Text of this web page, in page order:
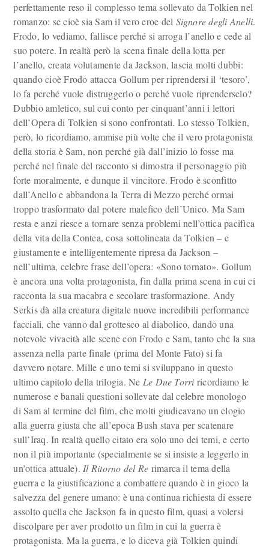
perfettamente reso il complesso tema sollevato da Tolkien nel
romanzo: se cioè sia Sam il vero eroe del Signore degli Anelli.
Frodo, lo vediamo, fallisce perché si arroga l’anello e cede al
suo potere. In realtà però la scena finale della lotta per
l’anello, creata volutamente da Jackson, lascia molti dubbi:
quando cioè Frodo attacca Gollum per riprendersi il ‘tesoro’,
lo fa perché vuole distruggerlo o perché vuole riprenderselo?
Dubbio amletico, sul cui conto per cinquant’anni i lettori
dell’Opera di Tolkien si sono confrontati. Lo stesso Tolkien,
però, lo ricordiamo, ammise più volte che il vero protagonista
della storia è Sam, non perché già dall’inizio lo fosse ma
perché nel finale del racconto si dimostra il personaggio più
forte moralmente, e dunque il vincitore. Frodo è sconfitto
dall’Anello e abbandona la Terra di Mezzo perché ormai
troppo trasformato dal potere malefico dell’Unico. Ma Sam
resta e anzi riesce a tornare senza problemi nell’ottica pacifica
della vita della Contea, cosa sottolineata da Tolkien – e
giustamente e intelligentemente ripresa da Jackson –
nell’ultima, celebre frase dell’opera: «Sono tornato». Gollum
è ancora una volta protagonista, fin dalla prima scena in cui ci
racconta la sua macabra e secolare trasformazione. Andy
Serkis dà alla creatura digitale nuove incredibili performance
facciali, che vanno dal grottesco al diabolico, dando una
notevole vivacità alle scene con Frodo e Sam, tanto che la sua
assenza nella parte finale (prima del Monte Fato) si fa
davvero notare. Mille e uno temi si sviluppano in questo
ultimo capitolo della trilogia. Ne Le Due Torriricordiamo le
numerose e banali questioni sollevate dal celebre monologo
di Sam al termine del film, che molti giudicavano un elogio
alla guerra giusta che all’epoca Bush stava per scatenare
sull’Iraq. In realtà quello citato era solo uno dei temi, e certo
non il più importante (specialmente se si insiste a leggerlo in
un’ottica attuale). Il Ritorno del Re rimarca il tema della
guerra e la giustificazione a combattere quando è in gioco la
salvezza del genere umano: è una continua richiesta di essere
assolto quella che Jackson fa in questo film, quasi a volersi
discolpare per aver prodotto un film in cui la guerra è
protagonista. Ma la guerra, e lo diceva già Tolkien quindi